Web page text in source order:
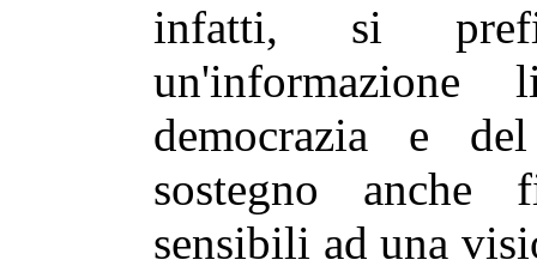
infatti, si
democrazia e
sostegno anche
sensibili ad una